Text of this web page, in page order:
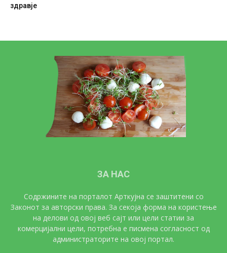
здравје
ЗА НАС
Содржините на порталот Арткујна се заштитени со
Законот за авторски права. За секоја форма на користење
на делови од овој веб сајт или цели статии за
комерцијални цели, потребна е писмена согласност од
администраторите на овој портал.